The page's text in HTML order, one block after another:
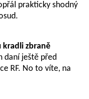
prakticky shodný
kradli zbraně
daní ještě před
RF. No to víte, na